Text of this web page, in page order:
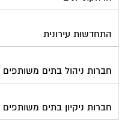
התחדשות עירונית
חברות ניהול בתים משותפים
חברות ניקיון בתים משותפים
חיטוי מאגרי מים